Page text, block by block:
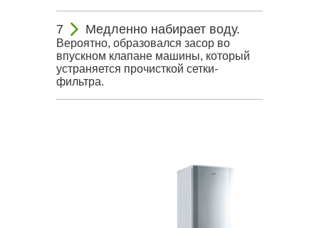
Медленно набирает воду.
Вероятно, образовался засор во
впускном клапане машины, который
устраняется прочисткой сетки-
фильтра.